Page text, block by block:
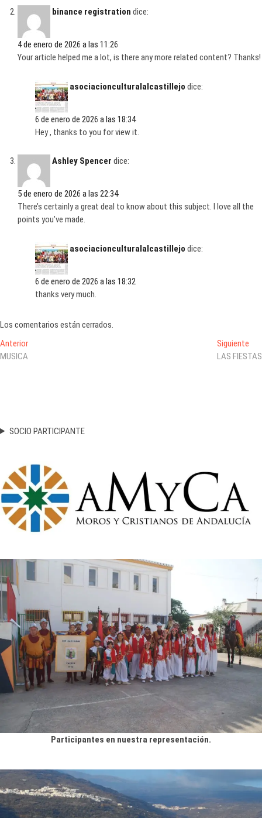
binance registration dice:
4 de enero de 2026 a las 11:26
Your article helped me a lot, is there any more related content? Thanks!
asociacionculturalalcastillejo dice:
6 de enero de 2026 a las 18:34
Hey , thanks to you for view it.
Ashley Spencer dice:
5 de enero de 2026 a las 22:34
There’s certainly a great deal to know about this subject. I love all the
points you’ve made.
asociacionculturalalcastillejo dice:
6 de enero de 2026 a las 18:32
thanks very much.
Los comentarios están cerrados.
Anterior
MUSICA
Siguiente
LAS FIESTAS
SOCIO PARTICIPANTE
Participantes en nuestra representación.